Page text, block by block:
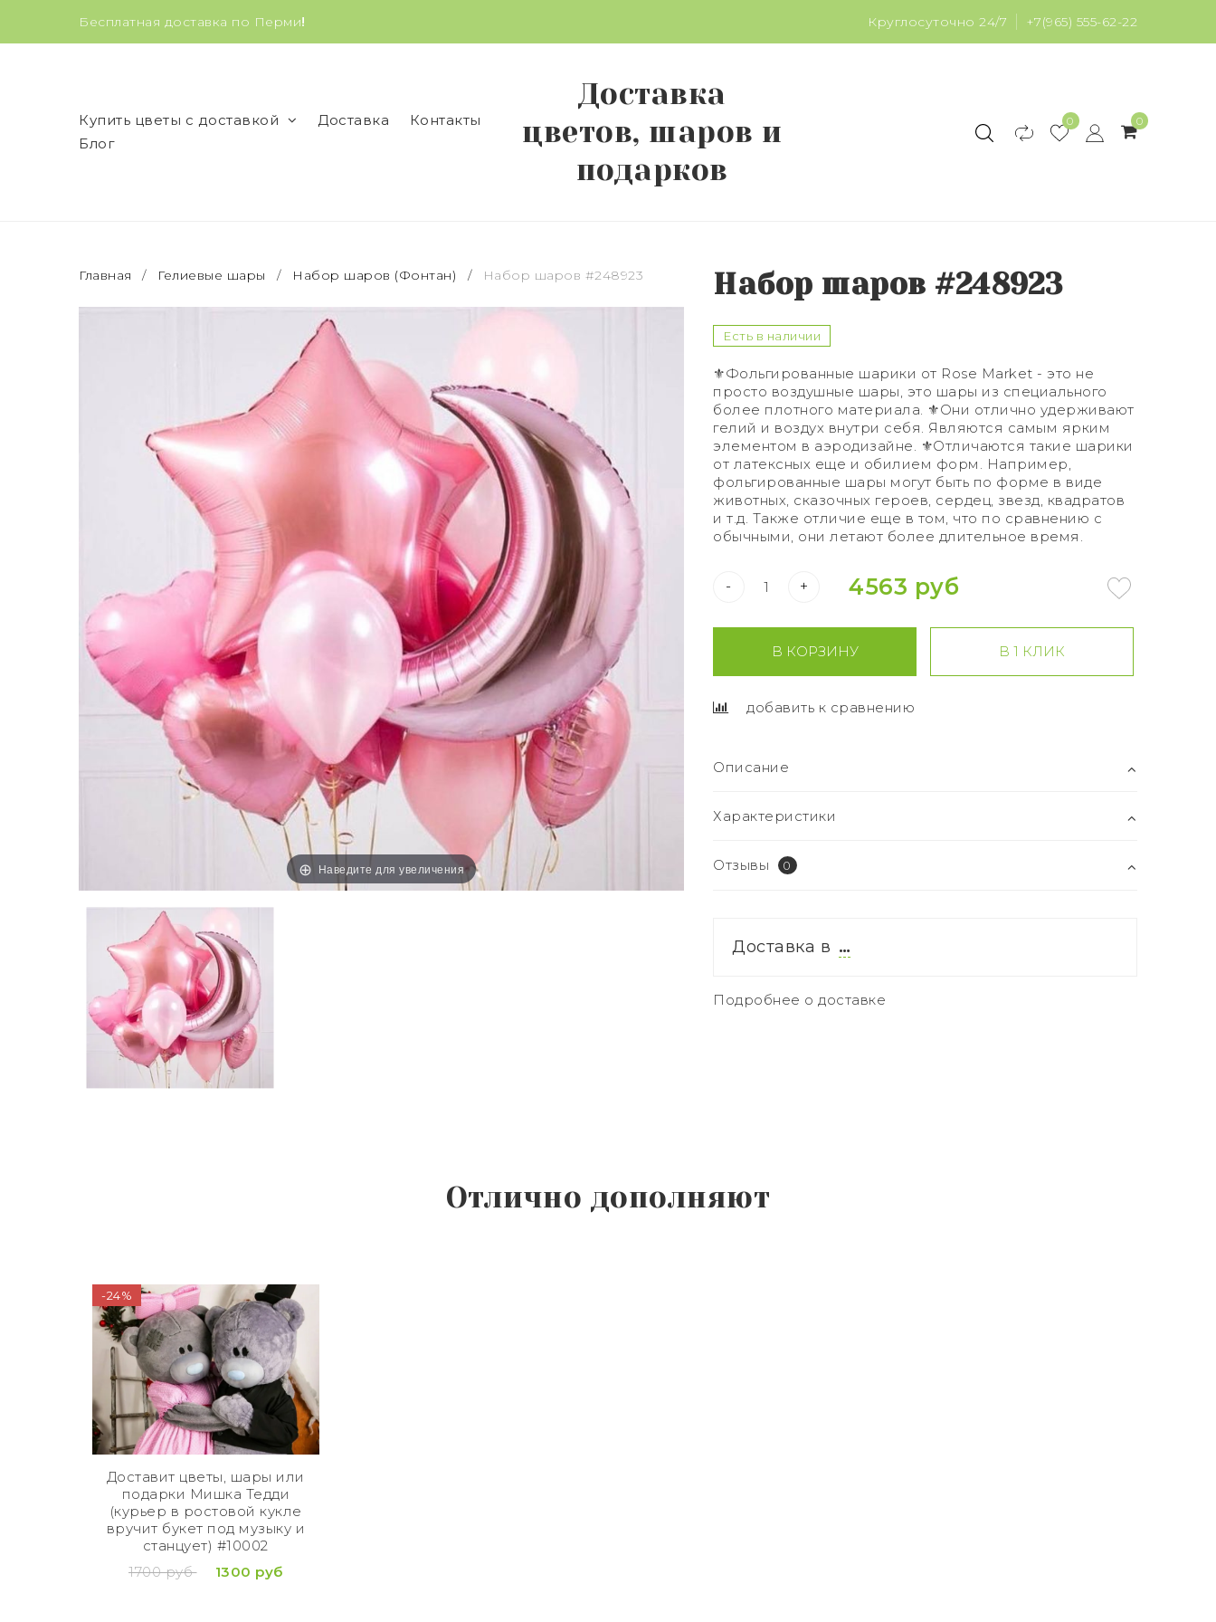
Бесплатная доставка по Перми! Круглосуточно 24/7 +7(965) 555-62-22
Купить цветы с доставкой Доставка
Контакты
Блог
Доставка
цветов, шаров и
подарков
0 0
Главная / Гелиевые шары / Набор шаров (Фонтан) / Набор шаров #248923
Наведите для увеличения
Набор шаров #248923
Есть в наличии
⚜️Фольгированные шарики от Rose Market - это не
просто воздушные шары, это шары из специального
более плотного материала. ⚜️Они отлично удерживают
гелий и воздух внутри себя. Являются самым ярким
элементом в аэродизайне. ⚜️Отличаются такие шарики
от латексных еще и обилием форм. Например,
фольгированные шары могут быть по форме в виде
животных, сказочных героев, сердец, звезд, квадратов
и т.д. Также отличие еще в том, что по сравнению с
обычными, они летают более длительное время.
- + 4563 руб
В КОРЗИНУ В 1 КЛИК
добавить к сравнению
Описание
Характеристики
Отзывы 0
Доставка в …
Подробнее о доставке
Отлично дополняют
-24%
Доставит цветы, шары или
подарки Мишка Тедди
(курьер в ростовой кукле
вручит букет под музыку и
станцует) #10002
1700 руб
1300 руб